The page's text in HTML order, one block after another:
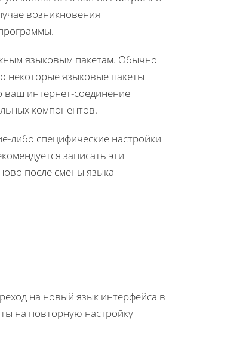
возникновения
языковым пакетам. Обычно
некоторые языковые пакеты
ваш интернет-соединение
компонентов.
либо специфические настройки
записать эти
после смены языка
на новый язык интерфейса в
на повторную настройку